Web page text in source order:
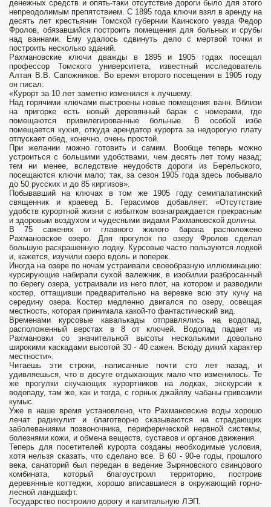
денежных средств и опять-таки отсутствие дороги было для этого
непреодолимым препятствием. С 1895 года ключи взял в аренду на
десять лет крестьянин Томской губернии Каинского уезда Федор
Фролов, обязавшийся построить помещения для больных и срубы
над ваннами. Ему удалось сдвинуть дело с мертвой точки и
построить несколько зданий.
Рахмановские ключи дважды в 1895 и 1905 годах посещал
профессор Томского университета, известный исследователь
Алтая В.В. Сапожников. Во время второго посещения в 1905 году
он писал:
«Курорт за 10 лет заметно изменился к лучшему.
Над горячими ключами выстроены новые помещения ванн. Вблизи
на пригорке есть новый деревянный барак с номерами, где
помещаются привилегированные больные. В особой избе
помещается кухня, откуда арендатор курорта за недорогую плату
отпускает обед, конечно, очень простой.
При желании можно готовить и самим. Вообще теперь можно
устроиться с большими удобствами, чем десять лет тому назад;
тем ни менее, вследствие неудобств дороги из Берельского,
посещаются ключи мало; так, за сезон 1905 года здесь побывало
до 50 русских и до 85 киргизов».
Побывавший на ключах в том же 1905 году семипалатинский
священник и краевед Б. Герасимов добавляет: «Отсутствие
удобств курортной жизни с избытком вознаграждается прекрасным
и здоровым воздухом и чудесными видами Рахмановской долины.
В 75 саженях от главного жилого барака расположено
Рахмановское озеро. Для прогулок по озеру Фролов сделал
большую раскрашенную лодку. Курсовые часто пользуются лодкой
и, кажется, изучили озеро вдоль и поперек.
Иногда на озере по ночам устраивали своеобразную иллюминацию:
курсирующие набирали сухой валежник, в изобилии разбросанный
по берегу озера, устраивали из него плот, на котором и разводили
костер, оттащивши предварительно на веревке всю эту кучу на
середину озера. Костер медленно двигался по озеру, освещая
местность, которая принимала какой-то фантастический вид.
Временами курсовые кавалькады отправлялись на водопад,
расположенный верстах в 8 от ключей. Водопад падает из
Рахмановки со значительной высоты несколькими довольно
широкими каскадами высотой 30 - 40 сажен. Всюду дикий характер
местности».
Читаешь эти строки, написанные почти сто лет назад, и
удивляешься, что в досуге отдыхающих мало что изменилось. Те
же прогулки скучающих курортников на лодках, экскурсии к
водопаду, там же, как и тогда, с горных джайляу чабаны привозили
кумыс.
Уже в наше время установлено, что Рахмановские воды хорошо
лечат радикулит и благотворно сказываются на страдающих
заболеваниями позвоночника, периферической нервной системы,
болезнями кожи, и обмена веществ, суставов и органов движения.
Теперь для посетителей курорта созданы необходимые условия,
хотя нельзя сказать, что сделано все. В 60 - 90-е годы, прошлого
века, санаторий был передан в ведение Зыряновского свинцового
комбината, который благоустроил территорию, построив
деревянные коттеджи, хорошо вписавшиеся в окружающий горно-
лесной ландшафт.
Государство построило дорогу и капитальную ЛЭП.